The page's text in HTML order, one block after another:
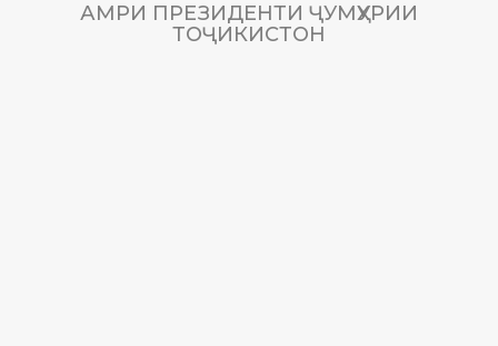
АМРИ ПРЕЗИДЕНТИ ҶУМҲУРИИ
ТОҶИКИСТОН